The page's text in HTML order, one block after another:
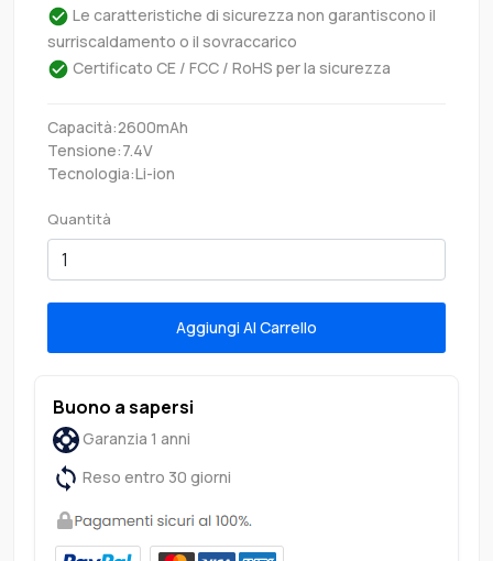
Le caratteristiche di sicurezza non garantiscono il
surriscaldamento o il sovraccarico
Certificato CE / FCC / RoHS per la sicurezza
Capacità:2600mAh
Tensione:7.4V
Tecnologia:Li-ion
Quantità
Aggiungi Al Carrello
Buono a sapersi
Garanzia 1 anni
Reso entro 30 giorni